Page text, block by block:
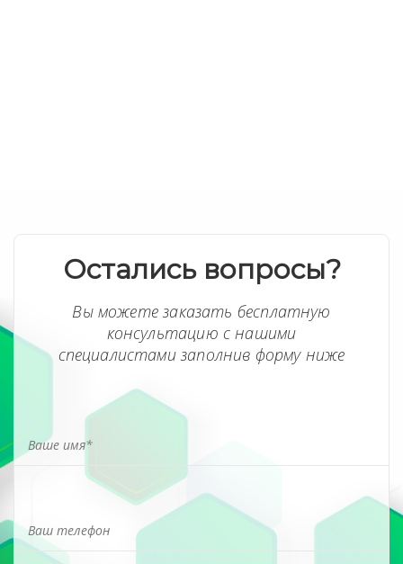
Остались вопросы?
Вы можете заказать бесплатную
консультацию с нашими
специалистами заполнив форму ниже